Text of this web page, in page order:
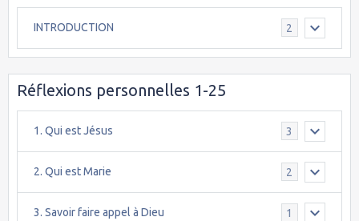
INTRODUCTION 2
Réflexions personnelles 1-25
1. Qui est Jésus 3
2. Qui est Marie 2
3. Savoir faire appel à Dieu 1